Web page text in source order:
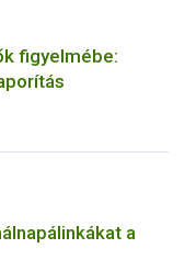
figyelmébe:
a